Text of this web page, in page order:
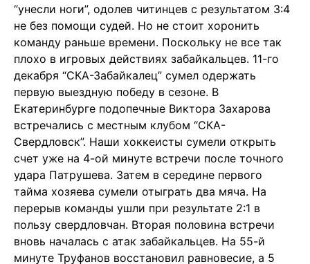
“унесли ноги”, одолев читинцев с результатом 3:4
не без помощи судей. Но не стоит хоронить
команду раньше времени. Поскольку не все так
плохо в игровых действиях забайкальцев. 11-го
декабря “СКА-Забайкалец” сумел одержать
первую выездную победу в сезоне. В
Екатеринбурге подопечные Виктора Захарова
встречались с местным клубом “СКА-
Свердловск”. Наши хоккеисты сумели открыть
счет уже на 4-ой минуте встречи после точного
удара Патрушева. Затем в середине первого
тайма хозяева сумели отыграть два мяча. На
перерыв команды ушли при результате 2:1 в
пользу свердловчан. Вторая половина встречи
вновь началась с атак забайкальцев. На 55-й
минуте Труфанов восстановил равновесие, а 5